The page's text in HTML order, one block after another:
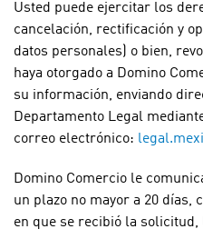
Usted puede ejercitar los
cancelación, rectificación y
datos personales) o bien,
haya otorgado a Domino
su información, enviando
Departamento Legal
correo electrónico:
Domino Comercio le
un plazo no mayor a 20 días,
en que se recibió la